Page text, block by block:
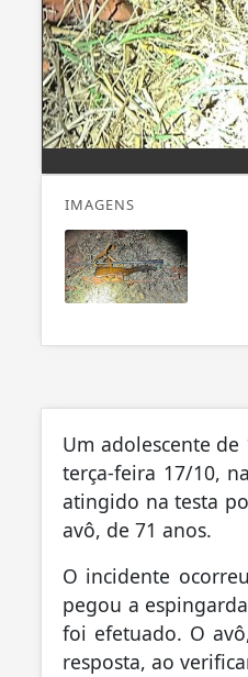
IMAGENS
Um adolescente
terça-feira 17/10,
atingido na testa
avô, de 71 anos.
O incidente
pegou a
foi efetuado. O
resposta, ao